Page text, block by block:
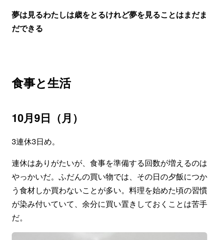
夢は見るわたしは歳をとるけれど夢を見ることはまだま
だできる
食事と生活
10月9日（月）
3連休3日め。
連休はありがたいが、食事を準備する回数が増えるのは
やっかいだ。ふだんの買い物では、その日の夕飯につか
う食材しか買わないことが多い。料理を始めた頃の習慣
が染み付いていて、余分に買い置きしておくことは苦手
だ。